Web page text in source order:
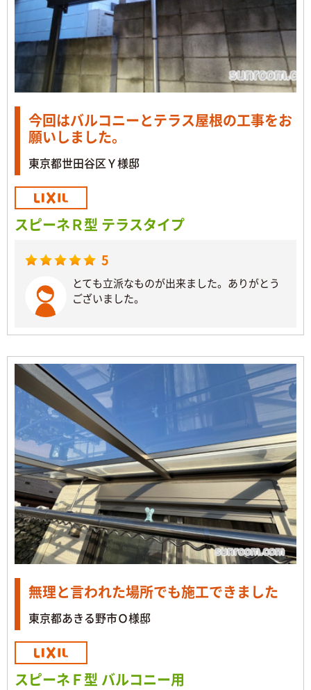
今回はバルコニーとテラス屋根の工事をお
願いしました。
東京都世田谷区Ｙ様邸
スピーネＲ型 テラスタイプ
5
とても立派なものが出来ました。ありがとう
ございました。
無理と言われた場所でも施工できました
東京都あきる野市Ｏ様邸
スピーネＦ型 バルコニー用